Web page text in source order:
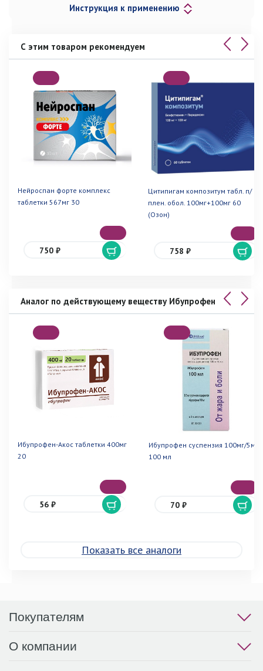
Инструкция к применению
С этим товаром рекомендуем
Нейроспан форте комплекс
таблетки 567мг 30
750 ₽
Цитипигам композитум табл. п/
плен. обол. 100мг+100мг 60
(Озон)
758 ₽
Аналог по действующему веществу Ибупрофен
Ибупрофен-Акос таблетки 400мг
20
56 ₽
Ибупрофен суспензия 100мг/5мл
100 мл
70 ₽
Показать все аналоги
Покупателям
О компании